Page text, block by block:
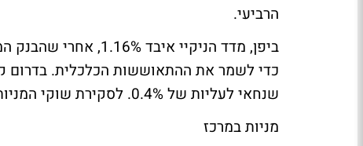
הרביעי.
ביפן, מדד הניקיי
שנחאי לעליות של 0.4%.
לסקירת שוקי
מניות במרכז